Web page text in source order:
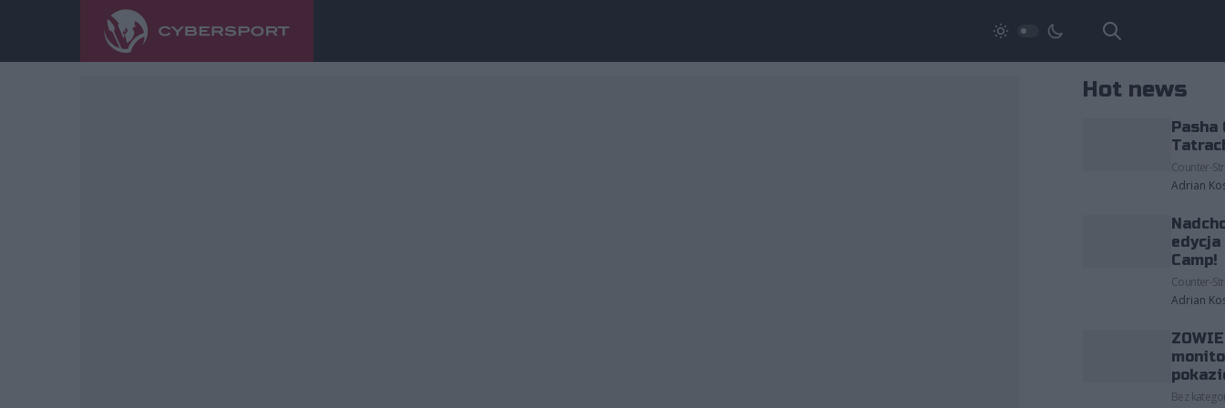
Hot news
Pasha
Counter-
Adrian
edycja
Camp!
Counter-
Adrian
Bez